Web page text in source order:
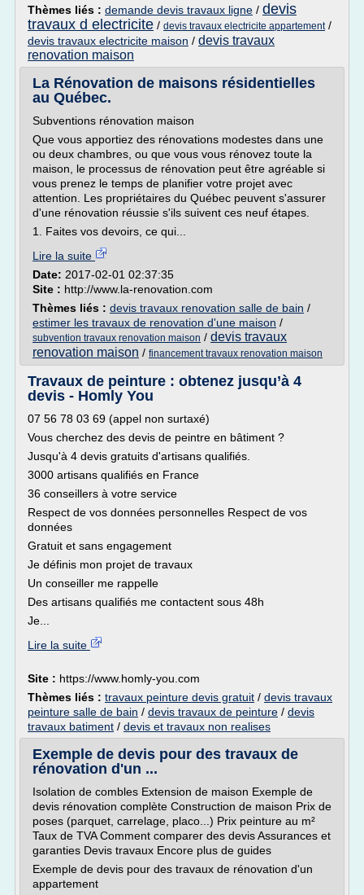
Thèmes liés : demande devis travaux ligne / devis
travaux d electricite / devis travaux electricite appartement/
devis travaux electricite maison / devis travaux
renovation maison
La Rénovation de maisons résidentielles
au Québec.
Subventions rénovation maison
Que vous apportiez des rénovations modestes dans une
ou deux chambres, ou que vous vous rénovez toute la
maison, le processus de rénovation peut être agréable si
vous prenez le temps de planifier votre projet avec
attention. Les propriétaires du Québec peuvent s'assurer
d'une rénovation réussie s'ils suivent ces neuf étapes.
1. Faites vos devoirs, ce qui...
Lire la suite
Date: 2017-02-01 02:37:35
Site : http://www.la-renovation.com
Thèmes liés : devis travaux renovation salle de bain /
estimer les travaux de renovation d'une maison /
subvention travaux renovation maison / devis travaux
renovation maison / financement travaux renovation maison
Travaux de peinture : obtenez jusqu’à 4
devis - Homly You
07 56 78 03 69 (appel non surtaxé)
Vous cherchez des devis de peintre en bâtiment ?
Jusqu'à 4 devis gratuits d'artisans qualifiés.
3000 artisans qualifiés en France
36 conseillers à votre service
Respect de vos données personnelles Respect de vos
données
Gratuit et sans engagement
Je définis mon projet de travaux
Un conseiller me rappelle
Des artisans qualifiés me contactent sous 48h
Je...
Lire la suite
Site : https://www.homly-you.com
Thèmes liés : travaux peinture devis gratuit / devis travaux
peinture salle de bain / devis travaux de peinture / devis
travaux batiment / devis et travaux non realises
Exemple de devis pour des travaux de
rénovation d'un ...
Isolation de combles Extension de maison Exemple de
devis rénovation complète Construction de maison Prix de
poses (parquet, carrelage, placo...) Prix peinture au m²
Taux de TVA Comment comparer des devis Assurances et
garanties Devis travaux Encore plus de guides
Exemple de devis pour des travaux de rénovation d'un
appartement